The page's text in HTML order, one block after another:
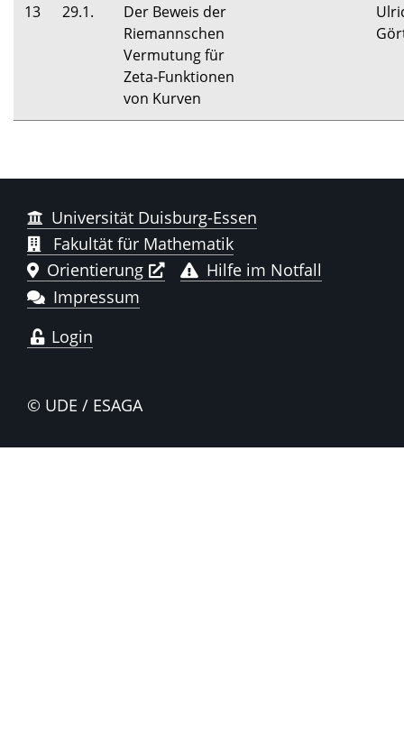
13 29.1.
Der Beweis der
Riemannschen
Vermutung für
Zeta-Funktionen
von Kurven
Universität Duisburg-Essen
Fakultät für Mathematik
Orientierung
Hilfe im Notfall
Impressum
Login
© UDE / ESAGA